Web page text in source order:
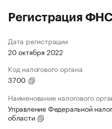
Регистрация
Дата регистрации
20 октября 2022
Код налогового органа
3700
Наименование налогового
Управление Федеральной
области